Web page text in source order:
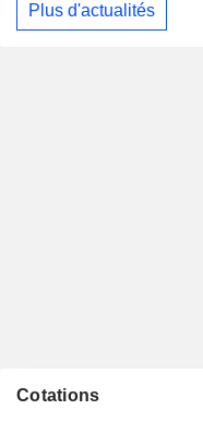
Plus d'actualités
Cotations